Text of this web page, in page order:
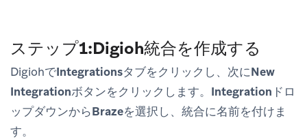
ステップ1:Digioh統合を作成する
DigiohでIntegrationsタブをクリックし、次にNew
Integrationボタンをクリックします。 Integration ドロ
ップダウンからBrazeを選択し、統合に名前を付けま
す。